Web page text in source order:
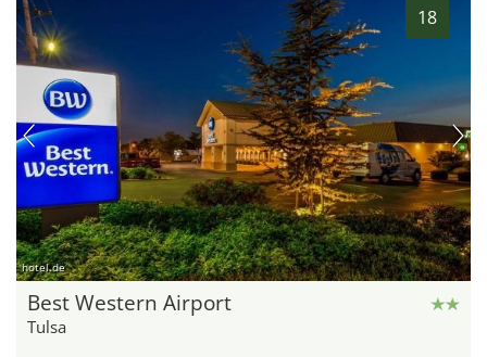
18
hotel.de
Best Western Airport
Tulsa